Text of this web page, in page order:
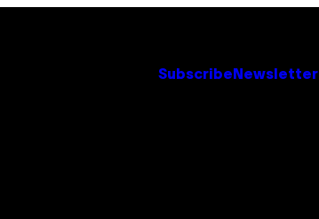
Subscribe Newsletter